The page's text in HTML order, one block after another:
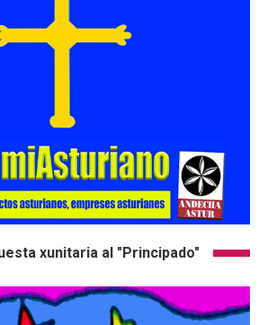
xunitaria al "Principado"